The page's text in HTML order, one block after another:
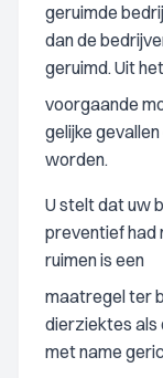
geruimde
dan de
geruimd. Uit het
voorgaande
gelijke
worden.
U stelt dat uw
preventief had
ruimen is een
maatregel ter
dierziektes als
met name